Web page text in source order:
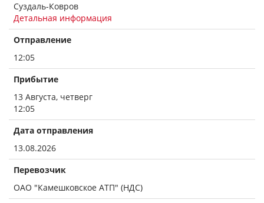
Суздаль-Ковров
Детальная информация
Отправление
12:05
Прибытие
13 Августа, четверг
12:05
Дата отправления
13.08.2026
Перевозчик
ОАО "Камешковское АТП" (НДС)